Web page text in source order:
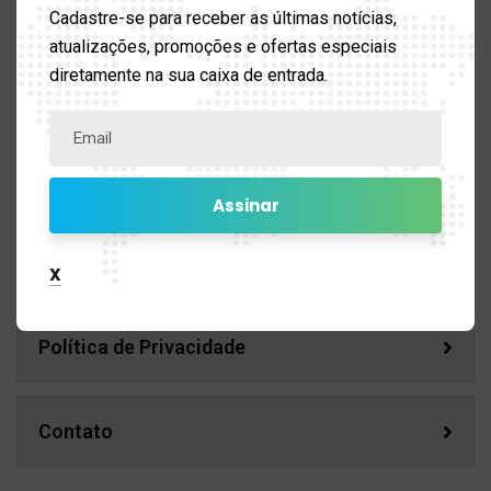
Cybersegurança
ERP
Cursos
Política de Privacidade
Contato
Cadastre-se para receber as últimas notícias,
atualizações, promoções e ofertas especiais
diretamente na sua caixa de entrada.
X